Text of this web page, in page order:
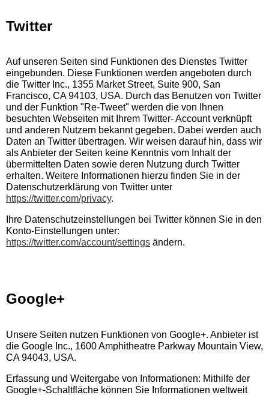
Twitter
Auf unseren Seiten sind Funktionen des Dienstes Twitter
eingebunden. Diese Funktionen werden angeboten durch
die Twitter Inc., 1355 Market Street, Suite 900, San
Francisco, CA 94103, USA. Durch das Benutzen von Twitter
und der Funktion "Re-Tweet" werden die von Ihnen
besuchten Webseiten mit Ihrem Twitter- Account verknüpft
und anderen Nutzern bekannt gegeben. Dabei werden auch
Daten an Twitter übertragen. Wir weisen darauf hin, dass wir
als Anbieter der Seiten keine Kenntnis vom Inhalt der
übermittelten Daten sowie deren Nutzung durch Twitter
erhalten. Weitere Informationen hierzu finden Sie in der
Datenschutzerklärung von Twitter unter
https://twitter.com/privacy.
Ihre Datenschutzeinstellungen bei Twitter können Sie in den
Konto-Einstellungen unter:
https://twitter.com/account/settings ändern.
Google+
Unsere Seiten nutzen Funktionen von Google+. Anbieter ist
die Google Inc., 1600 Amphitheatre Parkway Mountain View,
CA 94043, USA.
Erfassung und Weitergabe von Informationen: Mithilfe der
Google+-Schaltfläche können Sie Informationen weltweit